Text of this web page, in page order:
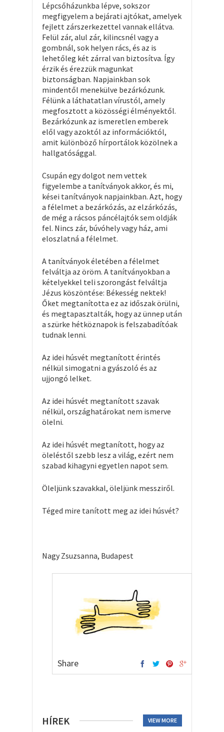
Lépcsőházunkba lépve, sokszor
megfigyelem a bejárati ajtókat, amelyek
fejlett zárszerkezettel vannak ellátva.
Felül zár, alul zár, kilincsnél vagy a
gombnál, sok helyen rács, és az is
lehetőleg két zárral van biztosítva. Így
érzik és érezzük magunkat
biztonságban. Napjainkban sok
mindentől menekülve bezárkózunk.
Félünk a láthatatlan vírustól, amely
megfosztott a közösségi élményektől.
Bezárkózunk az ismeretlen emberek
elől vagy azoktól az információktól,
amit különböző hírportálok közölnek a
hallgatósággal.
Csupán egy dolgot nem vettek
figyelembe a tanítványok akkor, és mi,
kései tanítványok napjainkban. Azt, hogy
a félelmet a bezárkózás, az elzárkózás,
de még a rácsos páncélajtók sem oldják
fel. Nincs zár, búvóhely vagy ház, ami
eloszlatná a félelmet.
A tanítványok életében a félelmet
felváltja az öröm. A tanítványokban a
kételyekkel teli szorongást felváltja
Jézus köszöntése: Békesség nektek!
Őket megtanította ez az időszak örülni,
és megtapasztalták, hogy az ünnep után
a szürke hétköznapok is felszabadítóak
tudnak lenni.
Az idei húsvét megtanított érintés
nélkül simogatni a gyászoló és az
ujjongó lelket.
Az idei húsvét megtanított szavak
nélkül, országhatárokat nem ismerve
ölelni.
Az idei húsvét megtanított, hogy az
öleléstől szebb lesz a világ, ezért nem
szabad kihagyni egyetlen napot sem.
Öleljünk szavakkal, öleljünk messziről.
Téged mire tanított meg az idei húsvét?
Nagy Zsuzsanna, Budapest
Share
HÍREK VIEW MORE